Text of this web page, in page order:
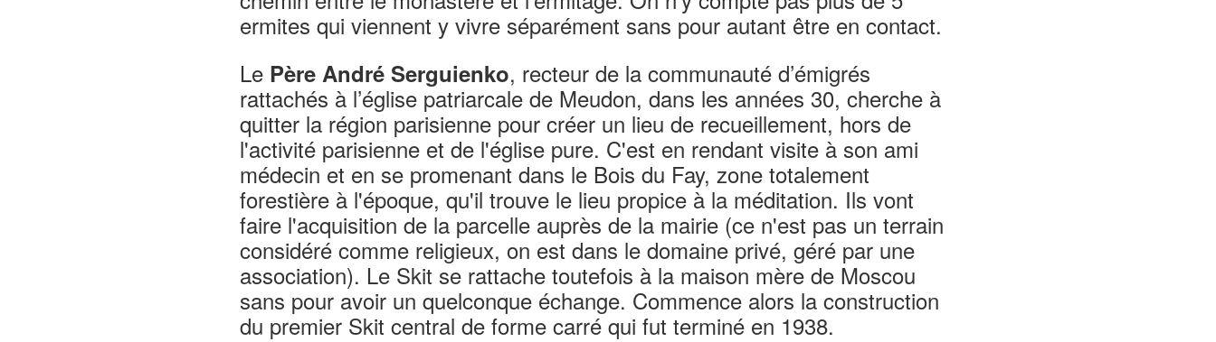
ermites qui viennent y vivre séparément sans pour autant être en contact.
Le Père AndréSerguienko, recteur de la communauté d’émigrés
rattachés à l’église patriarcale de Meudon, dans les années 30, cherche à
quitter la région parisienne pour créer un lieu de recueillement, hors de
l'activité parisienne et de l'église pure. C'est en rendant visite à son ami
médecin et en se promenant dans le Bois du Fay, zone totalement
forestière à l'époque, qu'il trouve le lieu propice à la méditation. Ils vont
faire l'acquisition de la parcelle auprès de la mairie (ce n'est pas un terrain
considéré comme religieux, on est dans le domaine privé, géré par une
association). Le Skit se rattache toutefois à la maison mère de Moscou
sans pour avoir un quelconque échange. Commence alors la construction
du premier Skit central de forme carré qui fut terminé en 1938.